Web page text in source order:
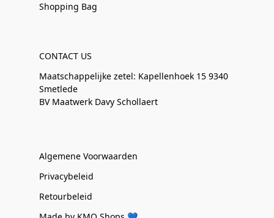
Shopping Bag
CONTACT US
Maatschappelijke zetel: Kapellenhoek 15 9340
Smetlede
BV Maatwerk Davy Schollaert
Algemene Voorwaarden
Privacybeleid
Retourbeleid